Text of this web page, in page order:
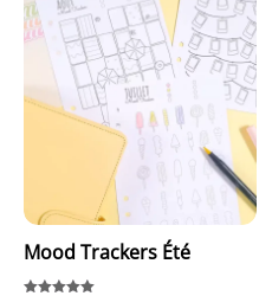
Mood Trackers Été